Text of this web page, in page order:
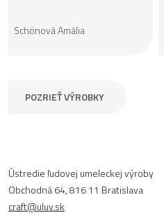
Schönová Amália
POZRIEŤ VÝROBKY
Ústredie ľudovej umeleckej výroby
Obchodná 64, 816 11 Bratislava
craft@uluv.sk